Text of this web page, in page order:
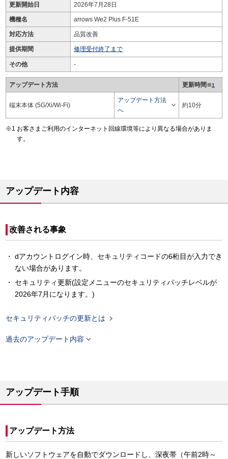
更新開始日 2026年7月28日
機種名 arrows We2 Plus F-51E
対応方法 品質改善
提供期間 修理受付終了まで
その他 -
アップデート方法 更新時間※1
端末本体 (5G/Xi/Wi-Fi)
アップデート方法
へ
 約10分
お客さまご利用のインターネット回線環境等により異なる場合がありま
す。
アップデート内容
改善される事象
dアカウントログイン時、セキュリティコードの6桁目が入力でき
ない場合があります。
セキュリティ更新(設定メニューのセキュリティパッチレベルが
2026年7月になります。)
セキュリティパッチの更新とは 
過去のアップデート内容 
アップデート手順
アップデート方法
新しいソフトウェアを自動でダウンロードし、深夜帯（午前2時～